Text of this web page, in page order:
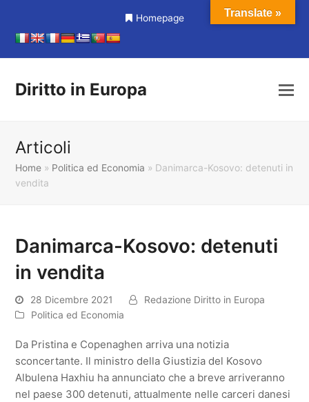
Homepage
Diritto in Europa
Articoli
Home » Politica ed Economia » Danimarca-Kosovo: detenuti in
vendita
Danimarca-Kosovo: detenuti
in vendita
28 Dicembre 2021
Redazione Diritto in Europa
Politica ed Economia
Da Pristina e Copenaghen arriva una notizia
sconcertante. Il ministro della Giustizia del Kosovo
Albulena Haxhiu ha annunciato che a breve arriveranno
nel paese 300 detenuti, attualmente nelle carceri danesi
Translate »